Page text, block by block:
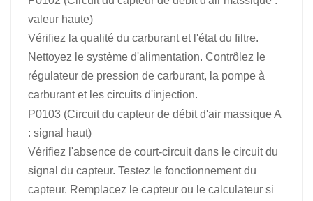
valeur haute)
Vérifiez la qualité du carburant et l'état du filtre.
Nettoyez le système d'alimentation. Contrôlez le
régulateur de pression de carburant, la pompe à
carburant et les circuits d'injection.
P0103 (Circuit du capteur de débit d'air massique A
: signal haut)
Vérifiez l'absence de court-circuit dans le circuit du
signal du capteur. Testez le fonctionnement du
capteur. Remplacez le capteur ou le calculateur si